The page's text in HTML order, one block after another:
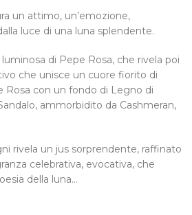
un attimo, un’emozione,
luce di una luna splendente.
di Pepe Rosa, che rivela poi
che unisce un cuore fiorito di
Rosa con un fondo di Legno di
ammorbidito da Cashmeran,
rivela un jus sorprendente, raffinato
celebrativa, evocativa, che
della luna…